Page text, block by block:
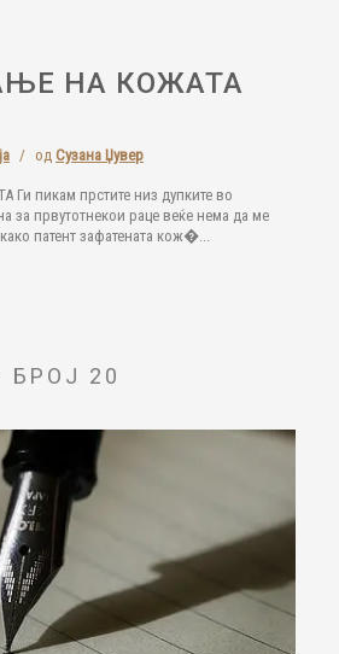
НА КОЖАТА
/ од Сузана Џувер
пикам прстите низ дупките во
за првутотнекои раце веќе нема да ме
патент зафатената кож�...
20